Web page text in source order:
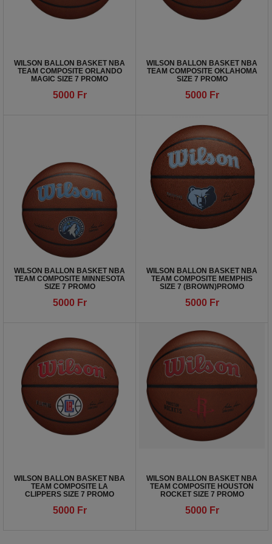
WILSON BALLON BASKET NBA
TEAM COMPOSITE ORLANDO
MAGIC SIZE 7 PROMO
5000 Fr
WILSON BALLON BASKET NBA
TEAM COMPOSITE OKLAHOMA
SIZE 7 PROMO
5000 Fr
WILSON BALLON BASKET NBA
TEAM COMPOSITE MINNESOTA
SIZE 7 PROMO
5000 Fr
WILSON BALLON BASKET NBA
TEAM COMPOSITE MEMPHIS
SIZE 7 (BROWN)PROMO
5000 Fr
WILSON BALLON BASKET NBA
TEAM COMPOSITE LA
CLIPPERS SIZE 7 PROMO
5000 Fr
WILSON BALLON BASKET NBA
TEAM COMPOSITE HOUSTON
ROCKET SIZE 7 PROMO
5000 Fr